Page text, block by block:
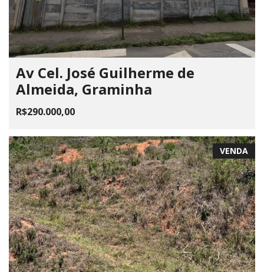
Av Cel. José Guilherme de
Almeida, Graminha
R$290.000,00
VENDA